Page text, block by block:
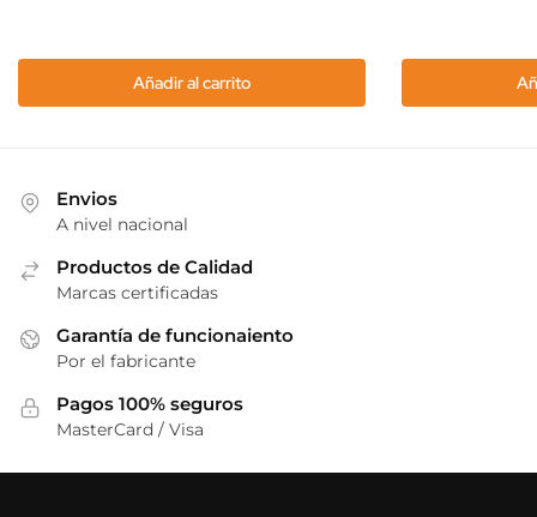
Añadir al carrito
Envios
A nivel nacional
Productos de Calidad
Marcas certificadas
Garantía de funcionaiento
Por el fabricante
Pagos 100% seguros
MasterCard / Visa